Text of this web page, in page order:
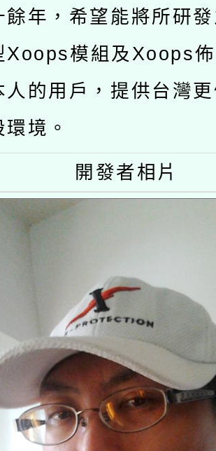
推動專業研習
賦能─人工智慧
位素養講師名單
餘年，希望能將所研
Xoops模組及Xoops
人的用戶，提供台灣
境。
開發者相片